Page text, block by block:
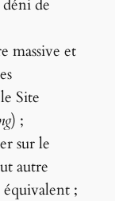
de
massive et
Site
) ;
sur le
autre
;